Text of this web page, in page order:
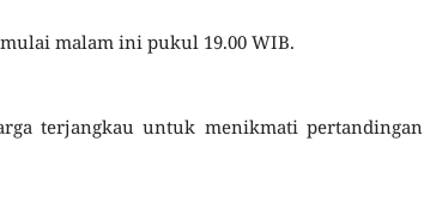
malam ini pukul 19.00 WIB.
terjangkau untuk menikmati pertandingan